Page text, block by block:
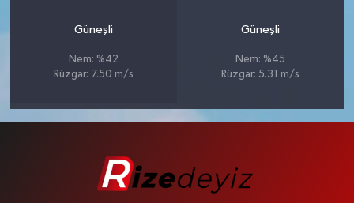
Güneşli
Nem: %42
Rüzgar: 7.50 m/s
Güneşli
Nem: %45
Rüzgar: 5.31 m/s